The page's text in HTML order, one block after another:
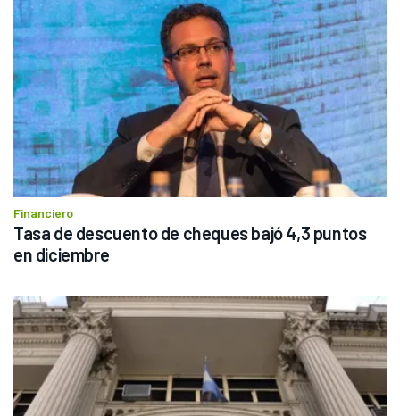
Financiero
Tasa de descuento de cheques bajó 4,3 puntos
en diciembre